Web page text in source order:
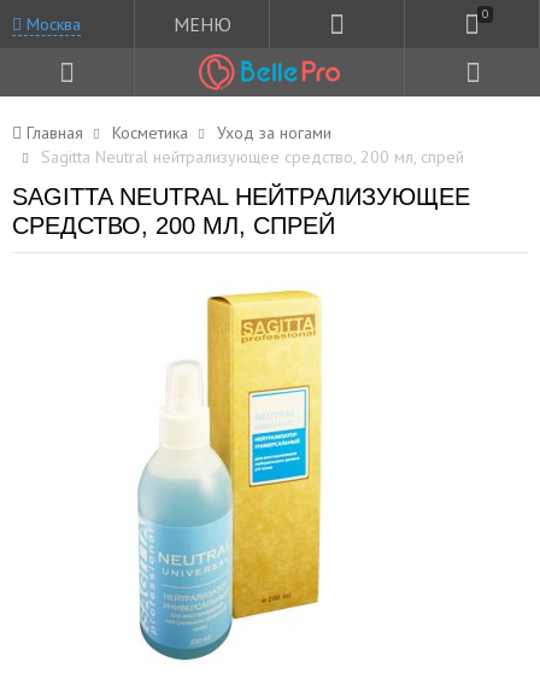
Москва МЕНЮ 0
Главная Косметика
Уход за ногами
Sagitta Neutral нейтрализующее средство, 200 мл, спрей
SAGITTA NEUTRAL НЕЙТРАЛИЗУЮЩЕЕ
СРЕДСТВО, 200 МЛ, СПРЕЙ